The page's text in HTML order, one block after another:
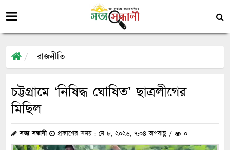
রাজনীতি
চট্টগ্রামে ‘নিষিদ্ধ ঘোষিত’ ছাত্রলীগের
মিছিল
সত্য সন্ধানী প্রকাশের সময় : মে ৮, ২০২৬, ৭:০৪ অপরাহ্ণ / ০